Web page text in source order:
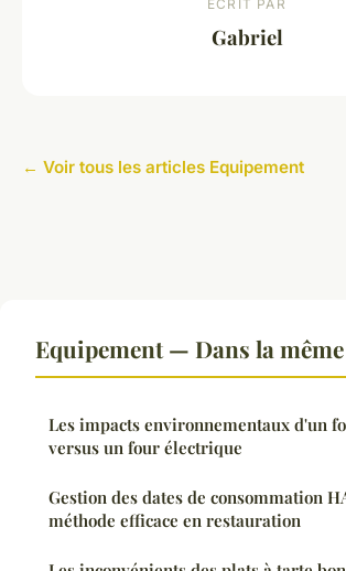
ECRIT PAR
Gabriel
← Voir tous les articles Equipement
Equipement — Dans la
Les impacts environnementaux d'un
versus un four électrique
Gestion des dates de consommation
méthode efficace en restauration